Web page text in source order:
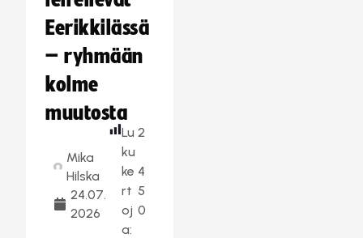
Eerikkilässä
– ryhmään
kolme
muutosta
Mika
Hilska
24.07.
2026
Lu
ku
ke
rt
oj
a:
2
4
5
0